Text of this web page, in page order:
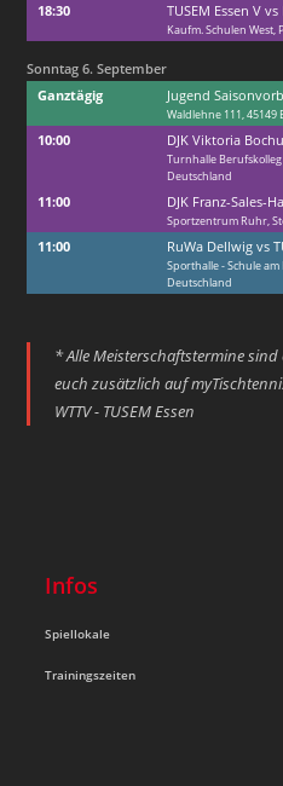
18:30 TUSEM Essen V
Kaufm. Schulen West,
Sonntag 6. September
Ganztägig
Jugend
Waldlehne 111, 45149
10:00 DJK Viktoria
Turnhalle Berufskolleg
Deutschland
11:00 DJK Franz-Sales-
Sportzentrum Ruhr,
11:00 RuWa Dellwig vs
Sporthalle - Schule
Deutschland
* Alle Meisterschaftstermine
euch zusätzlich auf
WTTV - TUSEM Essen
Infos
Spiellokale
Trainingszeiten